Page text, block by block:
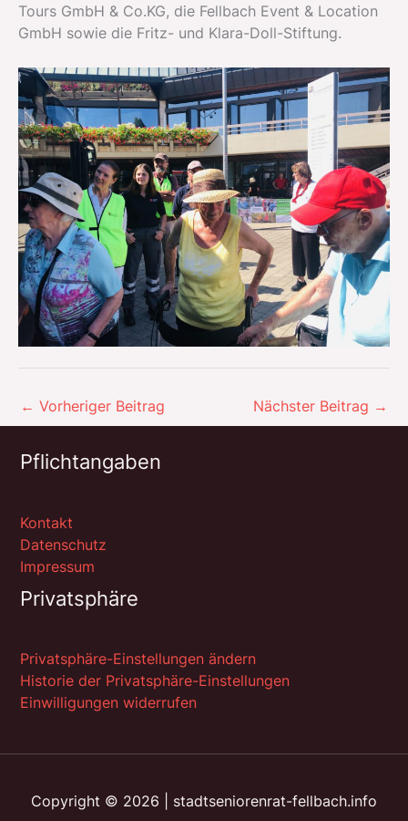
Tours GmbH & Co.KG, die Fellbach Event & Location
GmbH sowie die Fritz- und Klara-Doll-Stiftung.
← Vorheriger Beitrag Nächster Beitrag →
Pflichtangaben
Kontakt
Datenschutz
Impressum
Privatsphäre
Privatsphäre-Einstellungen ändern
Historie der Privatsphäre-Einstellungen
Einwilligungen widerrufen
Copyright © 2026 | stadtseniorenrat-fellbach.info